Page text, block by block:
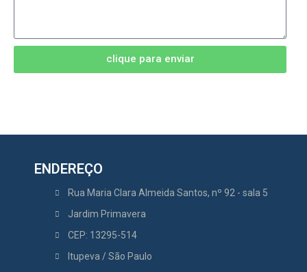
clique para enviar
ENDEREÇO
Rua Maria Clara Almeida Santos, nº 92 - sala 5
Jardim Primavera
CEP: 13295-514
Itupeva / São Paulo